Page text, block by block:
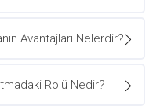
Avantajları Nelerdir?
Rolü Nedir?